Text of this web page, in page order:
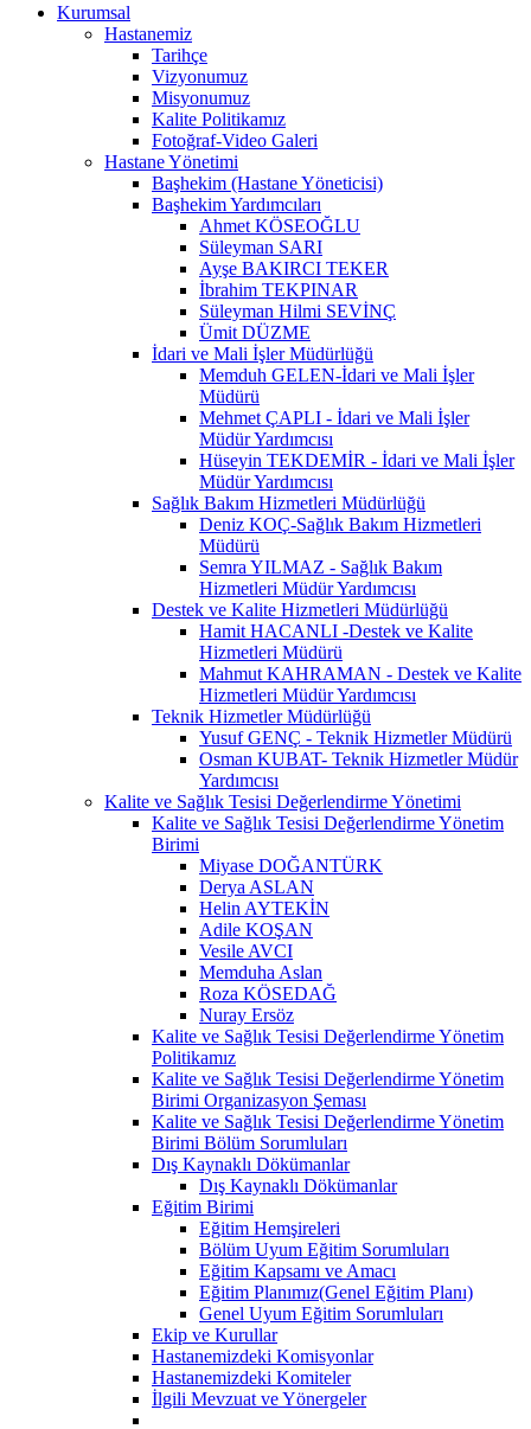
Kurumsal
Hastanemiz
Tarihçe
Vizyonumuz
Misyonumuz
Kalite Politikamız
Fotoğraf-Video Galeri
Hastane Yönetimi
Başhekim (Hastane Yöneticisi)
Başhekim Yardımcıları
Ahmet KÖSEOĞLU
Süleyman SARI
Ayşe BAKIRCI TEKER
İbrahim TEKPINAR
Süleyman Hilmi SEVİNÇ
Ümit DÜZME
İdari ve Mali İşler Müdürlüğü
Memduh GELEN-İdari ve Mali İşler
Müdürü
Mehmet ÇAPLI - İdari ve Mali İşler
Müdür Yardımcısı
Hüseyin TEKDEMİR - İdari ve Mali İşler
Müdür Yardımcısı
Sağlık Bakım Hizmetleri Müdürlüğü
Deniz KOÇ-Sağlık Bakım Hizmetleri
Müdürü
Semra YILMAZ - Sağlık Bakım
Hizmetleri Müdür Yardımcısı
Destek ve Kalite Hizmetleri Müdürlüğü
Hamit HACANLI -Destek ve Kalite
Hizmetleri Müdürü
Mahmut KAHRAMAN - Destek ve Kalite
Hizmetleri Müdür Yardımcısı
Teknik Hizmetler Müdürlüğü
Yusuf GENÇ - Teknik Hizmetler Müdürü
Osman KUBAT- Teknik Hizmetler Müdür
Yardımcısı
Kalite ve Sağlık Tesisi Değerlendirme Yönetimi
Kalite ve Sağlık Tesisi Değerlendirme Yönetim
Birimi
Miyase DOĞANTÜRK
Derya ASLAN
Helin AYTEKİN
Adile KOŞAN
Vesile AVCI
Memduha Aslan
Roza KÖSEDAĞ
Nuray Ersöz
Kalite ve Sağlık Tesisi Değerlendirme Yönetim
Politikamız
Kalite ve Sağlık Tesisi Değerlendirme Yönetim
Birimi Organizasyon Şeması
Kalite ve Sağlık Tesisi Değerlendirme Yönetim
Birimi Bölüm Sorumluları
Dış Kaynaklı Dökümanlar
Dış Kaynaklı Dökümanlar
Eğitim Birimi
Eğitim Hemşireleri
Bölüm Uyum Eğitim Sorumluları
Eğitim Kapsamı ve Amacı
Eğitim Planımız(Genel Eğitim Planı)
Genel Uyum Eğitim Sorumluları
Ekip ve Kurullar
Hastanemizdeki Komisyonlar
Hastanemizdeki Komiteler
İlgili Mevzuat ve Yönergeler